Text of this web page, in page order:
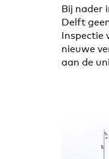
Bij nader
Delft
Inspectie
nieuwe
aan de